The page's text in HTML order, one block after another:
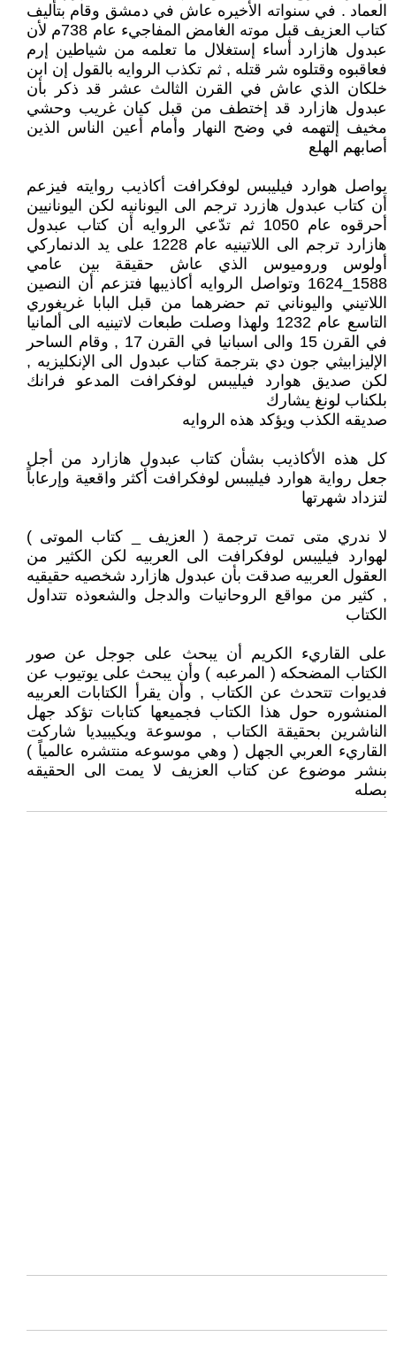
العماد . في سنواته الأخيره عاش في دمشق وقام بتأليف
كتاب العزيف قبل موته الغامض المفاجيء عام 738م لأن
عبدول هازارد أساء إستغلال ما تعلمه من شياطين إرم
فعاقبوه وقتلوه شر قتله , ثم تكذب الروايه بالقول إن ابن
خلكان الذي عاش في القرن الثالث عشر قد ذكر بأن
عبدول هازارد قد إختطف من قبل كيان غريب وحشي
مخيف إلتهمه في وضح النهار وأمام أعين الناس الذين
أصابهم الهلع
يواصل هوارد فيليبس لوفكرافت أكاذيب روايته فيزعم
أن كتاب عبدول هازرد ترجم الى اليونانيه لكن اليونانيين
أحرقوه عام 1050 ثم تدّعي الروايه أن كتاب عبدول
هازارد ترجم الى اللاتينيه عام 1228 على يد الدنماركي
أولوس وروميوس الذي عاش حقيقة بين عامي
1588_1624 وتواصل الروايه أكاذيبها فتزعم أن النصين
اللاتيني واليوناني تم حضرهما من قبل البابا غريغوري
التاسع عام 1232 ولهذا وصلت طبعات لاتينيه الى ألمانيا
في القرن 15 والى اسبانيا في القرن 17 , وقام الساحر
الإليزابيثي جون دي بترجمة كتاب عبدول الى الإنكليزيه ,
لكن صديق هوارد فيليبس لوفكرافت المدعو فرانك
بلكناب لونغ يشارك
صديقه الكذب ويؤكد هذه الروايه
كل هذه الأكاذيب بشأن كتاب عبدول هازارد من أجل
جعل رواية هوارد فيليبس لوفكرافت أكثر واقعية وإرعاباً
لتزداد شهرتها
لا ندري متى تمت ترجمة ( العزيف _ كتاب الموتى )
لهوارد فيليبس لوفكرافت الى العربيه لكن الكثير من
العقول العربيه صدقت بأن عبدول هازارد شخصيه حقيقيه
, كثير من مواقع الروحانيات والدجل والشعوذه تتداول
الكتاب
على القاريء الكريم أن يبحث على جوجل عن صور
الكتاب المضحكه ( المرعبه ) وأن يبحث على يوتيوب عن
فديوات تتحدث عن الكتاب , وأن يقرأ الكتابات العربيه
المنشوره حول هذا الكتاب فجميعها كتابات تؤكد جهل
الناشرين بحقيقة الكتاب , موسوعة ويكيبيديا شاركت
القاريء العربي الجهل ( وهي موسوعه منتشره عالمياً )
بنشر موضوع عن كتاب العزيف لا يمت الى الحقيقه
بصله